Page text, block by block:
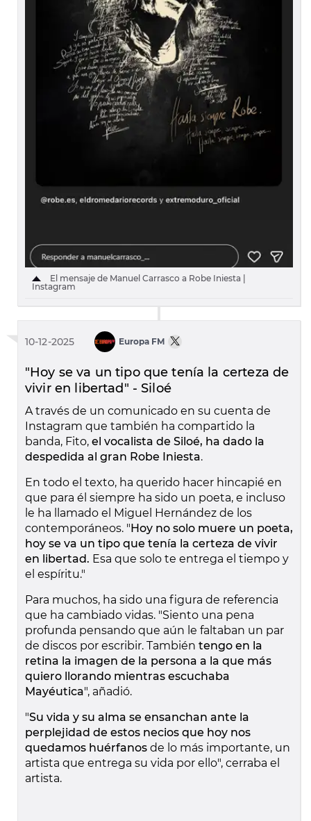
El mensaje de Manuel Carrasco a Robe Iniesta |
Instagram
10-12-2025 Europa FM
"Hoy se va un tipo que tenía la certeza de
vivir en libertad" - Siloé
A través de un comunicado en su cuenta de
Instagram que también ha compartido la
banda, Fito, el vocalista de Siloé, ha dado la
despedida al gran Robe Iniesta.
En todo el texto, ha querido hacer hincapié en
que para él siempre ha sido un poeta, e incluso
le ha llamado el Miguel Hernández de los
contemporáneos. " Hoy no solo muere un poeta,
hoy se va un tipo que tenía la certeza de vivir
en libertad. Esa que solo te entrega el tiempo y
el espíritu."
Para muchos, ha sido una figura de referencia
que ha cambiado vidas. "Siento una pena
profunda pensando que aún le faltaban un par
de discos por escribir. También tengo en la
retina la imagen de la persona a la que más
quiero llorando mientras escuchaba
Mayéutica", añadió.
"Su vida y su alma se ensanchan ante la
perplejidad de estos necios que hoy nos
quedamos huérfanos de lo más importante, un
artista que entrega su vida por ello", cerraba el
artista.